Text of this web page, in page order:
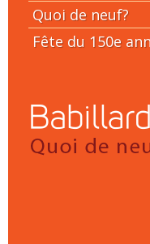
Quoi de neuf?
Fête du 150e